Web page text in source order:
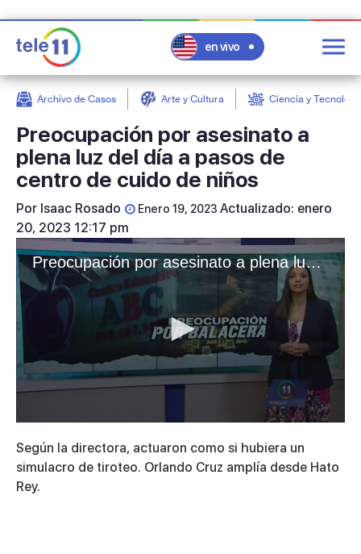
en vivo
Archivo de Casos Arte y Cultura Ciencia y
Preocupación por asesinato a
plena luz del día a pasos de
centro de cuido de niños
Por Isaac Rosado Enero 19, 2023 Actualizado: enero
20, 2023 12:17 pm
Preocupación por asesinato a plena luz del día a pasos de centro de cuido de niños
seconds
of
2
minutes,
0
Según la directora, actuaron como si hubiera un
simulacro de tiroteo. Orlando Cruz amplía desde Hato
Rey.
post